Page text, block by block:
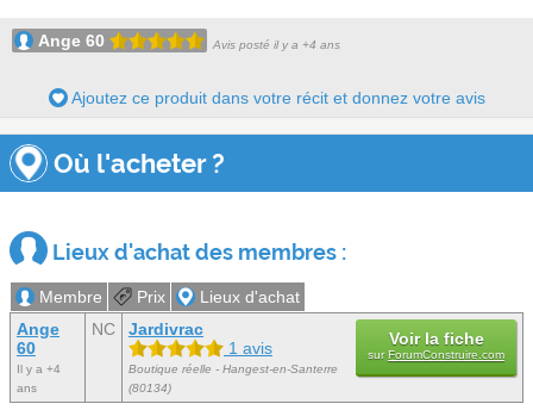
Ange 60 Avis posté il y a +4 ans
Ajoutez ce produit dans votre récit et donnez votre avis
Où l'acheter ?
Lieux d'achat des membres :
Membre Prix
Lieux d'achat
Ange
60
Il y a +4
ans
NC
Jardivrac
1 avis
Boutique réelle - Hangest-en-Santerre
(80134)
Voir la fiche
surForumConstruire.com